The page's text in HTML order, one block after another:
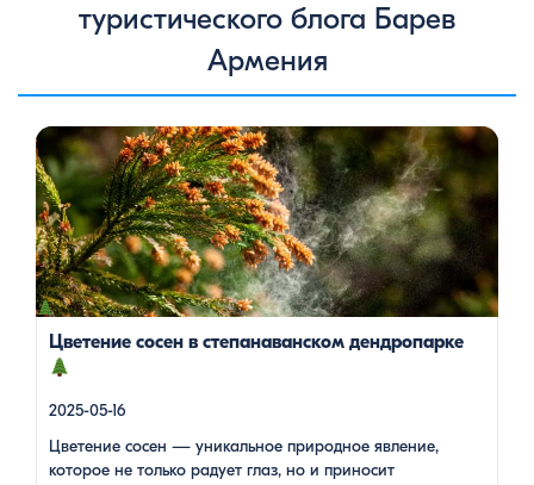
туристического блога Барев
Армения
Цветение сосен — уникальное природное явление, которое
не только радует глаз, но и приносит значительную пользу
для здоровья человека. Особенно ярко это проявляется в
Степанаванском дендропарке в Армении, где сосны цветут в
конце мая, создавая удивительное зрелище и наполняя
воздух целебными веществами.Степанаванский
дендропарк: жемчужина Лорийской области
Степанаванский дендропарк, также известный как «Сочут»
Цветение сосен в степанаванском дендропарке
2025-05-16
Цветение сосен — уникальное природное явление,
которое не только радует глаз, но и приносит